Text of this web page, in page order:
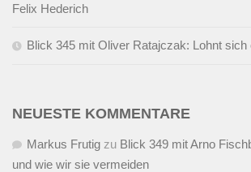
Felix Hederich
Blick 345 mit Oliver Ratajczak: Lohnt
NEUESTE KOMMENTARE
Markus Frutig zu Blick 349 mit Arno
und wie wir sie vermeiden